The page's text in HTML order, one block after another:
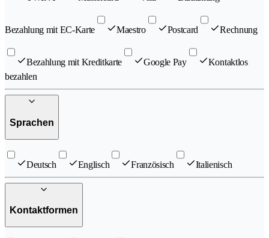
Bezahlung mit EC-Karte Maestro Postcard Rechnung
Bezahlung mit Kreditkarte Google Pay
Kontaktlos
bezahlen
Sprachen
Deutsch Englisch Französisch Italienisch
Kontaktformen